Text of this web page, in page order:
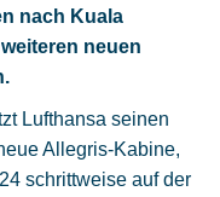
nach Kuala
neuen
Lufthansa seinen
Allegris-Kabine,
schrittweise auf der